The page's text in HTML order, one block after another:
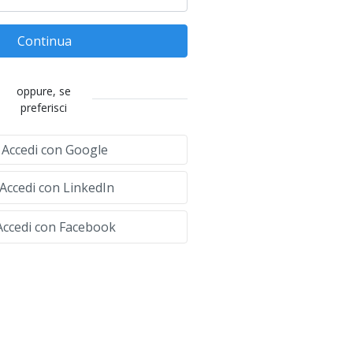
Continua
oppure, se
preferisci
con Google
con LinkedIn
con Facebook